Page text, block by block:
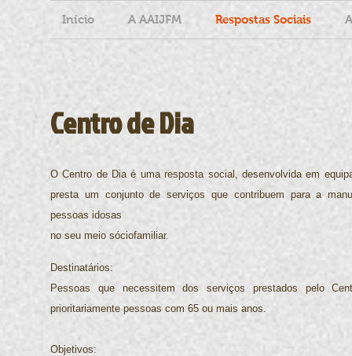
Início A AAIJFM Respostas Sociais
Centro de Dia
O Centro de Dia é uma resposta social, desenvolvida em
presta um conjunto de serviços que contribuem para a
pessoas idosas
no seu meio sóciofamiliar.
Destinatários:
Pessoas que necessitem dos serviços prestados pelo
prioritariamente pessoas com 65 ou mais anos.
Objetivos: